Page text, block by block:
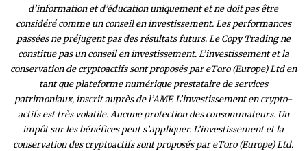
d’information et d’éducation uniquement et ne doit pas être
considéré comme un conseil en investissement. Les performances
passées ne préjugent pas des résultats futurs. Le Copy Trading ne
constitue pas un conseil en investissement. L’investissement et la
conservation de cryptoactifs sont proposés par eToro (Europe) Ltd en
tant que plateforme numérique prestataire de services
patrimoniaux, inscrit auprès de l’AMF. L’investissement en crypto-
actifs est très volatile. Aucune protection des consommateurs. Un
impôt sur les bénéfices peut s’appliquer. L’investissement et la
conservation des cryptoactifs sont proposés par eToro (Europe) Ltd.